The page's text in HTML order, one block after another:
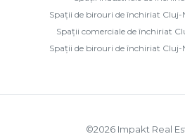
Spații de birouri de închiriat
Spații comerciale de închiriat
Spații de birouri de închiriat Cluj-
©2026 Impakt Real